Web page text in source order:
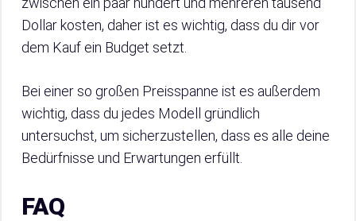
Dollar kosten, daher ist es wichtig, dass du dir vor
dem Kauf ein Budget setzt.
Bei einer so großen Preisspanne ist es außerdem
wichtig, dass du jedes Modell gründlich
untersuchst, um sicherzustellen, dass es alle deine
Bedürfnisse und Erwartungen erfüllt.
FAQ